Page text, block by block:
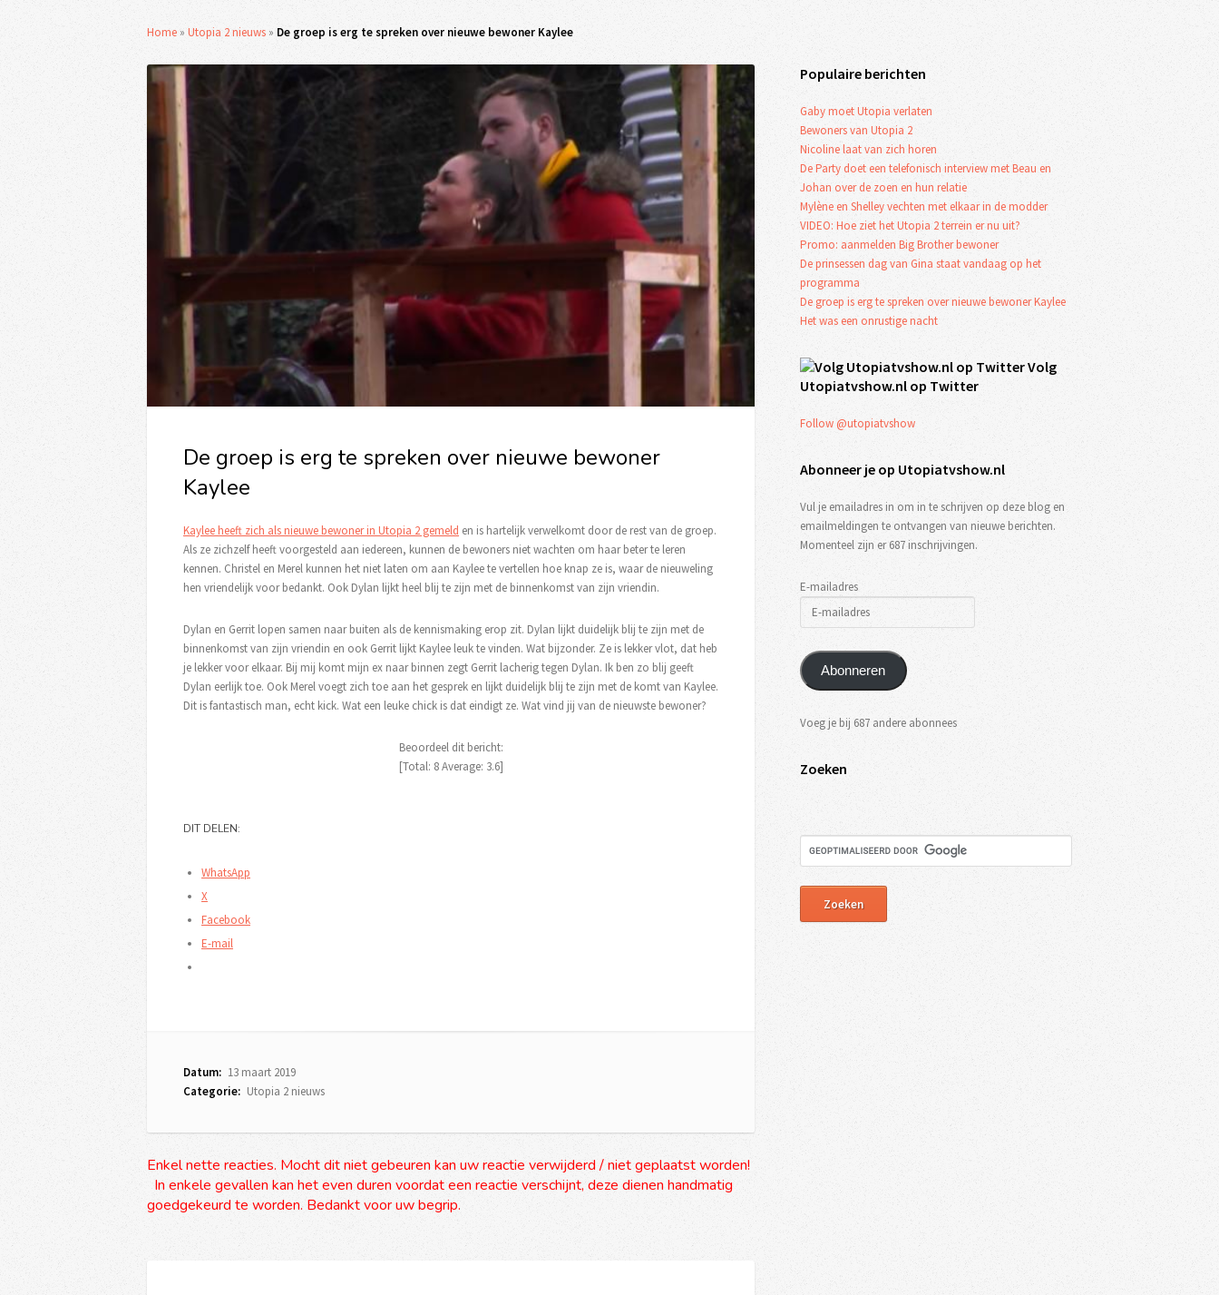
Home » Utopia 2 nieuws » De groep is erg te spreken over nieuwe bewoner Kaylee
De groep is erg te spreken over nieuwe bewoner
Kaylee
Kaylee heeft zich als nieuwe bewoner in Utopia 2 gemeld en is hartelijk verwelkomt door de rest van de groep.
Als ze zichzelf heeft voorgesteld aan iedereen, kunnen de bewoners niet wachten om haar beter te leren
kennen. Christel en Merel kunnen het niet laten om aan Kaylee te vertellen hoe knap ze is, waar de nieuweling
hen vriendelijk voor bedankt. Ook Dylan lijkt heel blij te zijn met de binnenkomst van zijn vriendin.
Dylan en Gerrit lopen samen naar buiten als de kennismaking erop zit. Dylan lijkt duidelijk blij te zijn met de
binnenkomst van zijn vriendin en ook Gerrit lijkt Kaylee leuk te vinden. Wat bijzonder. Ze is lekker vlot, dat heb
je lekker voor elkaar. Bij mij komt mijn ex naar binnen zegt Gerrit lacherig tegen Dylan. Ik ben zo blij geeft
Dylan eerlijk toe. Ook Merel voegt zich toe aan het gesprek en lijkt duidelijk blij te zijn met de komt van Kaylee.
Dit is fantastisch man, echt kick. Wat een leuke chick is dat eindigt ze. Wat vind jij van de nieuwste bewoner?
Beoordeel dit bericht:
[Total: 8Average: 3.6]
DIT DELEN:
WhatsApp
X
Facebook
E-mail
Datum: 13 maart 2019
Categorie: Utopia 2 nieuws
Enkel nette reacties. Mocht dit niet gebeuren kan uw reactie verwijderd / niet geplaatst worden!
In enkele gevallen kan het even duren voordat een reactie verschijnt, deze dienen handmatig
goedgekeurd te worden. Bedankt voor uw begrip.
Populaire berichten
Gaby moet Utopia verlaten
Bewoners van Utopia 2
Nicoline laat van zich horen
De Party doet een telefonisch interview met Beau en
Johan over de zoen en hun relatie
Mylène en Shelley vechten met elkaar in de modder
VIDEO: Hoe ziet het Utopia 2 terrein er nu uit?
Promo: aanmelden Big Brother bewoner
De prinsessen dag van Gina staat vandaag op het
programma
De groep is erg te spreken over nieuwe bewoner Kaylee
Het was een onrustige nacht
Volg
Utopiatvshow.nl op Twitter
Follow @utopiatvshow
Abonneer je op Utopiatvshow.nl
Vul je emailadres in om in te schrijven op deze blog en
emailmeldingen te ontvangen van nieuwe berichten.
Momenteel zijn er 687 inschrijvingen.
E-mailadres
Abonneren
Voeg je bij 687 andere abonnees
Zoeken